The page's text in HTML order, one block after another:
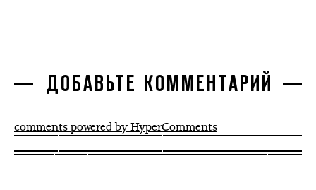
ДОБАВЬТЕ КОММЕНТАРИЙ
comments powered by HyperComments